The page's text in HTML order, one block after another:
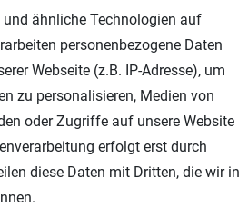
Shop
und ähnliche Technologien auf
personenbezogene Daten
Webseite (z.B. IP-Adresse), um
zu personalisieren, Medien von
oder Zugriffe auf unsere Website
erfolgt erst durch
diese Daten mit Dritten, die wir in